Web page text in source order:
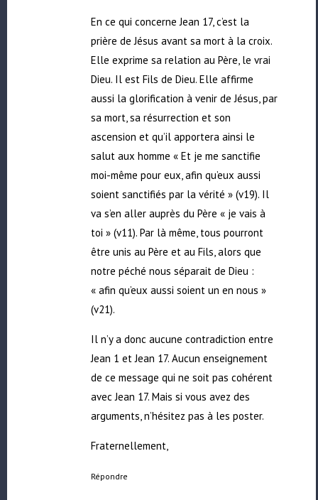
En ce qui concerne Jean 17, c’est la
prière de Jésus avant sa mort à la croix.
Elle exprime sa relation au Père, le vrai
Dieu. Il est Fils de Dieu. Elle affirme
aussi la glorification à venir de Jésus, par
sa mort, sa résurrection et son
ascension et qu’il apportera ainsi le
salut aux homme « Et je me sanctifie
moi-même pour eux, afin qu’eux aussi
soient sanctifiés par la vérité » (v19). Il
va s’en aller auprès du Père « je vais à
toi » (v11). Par là même, tous pourront
être unis au Père et au Fils, alors que
notre péché nous séparait de Dieu :
« afin qu’eux aussi soient un en nous »
(v21).
Il n’y a donc aucune contradiction entre
Jean 1 et Jean 17. Aucun enseignement
de ce message qui ne soit pas cohérent
avec Jean 17. Mais si vous avez des
arguments, n’hésitez pas à les poster.
Fraternellement,
Répondre